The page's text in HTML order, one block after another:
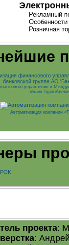
Рекламный
Особенности
Розничная
управления в
«Банк ТуранАлем»
Автоматизация компании
проекта:
: